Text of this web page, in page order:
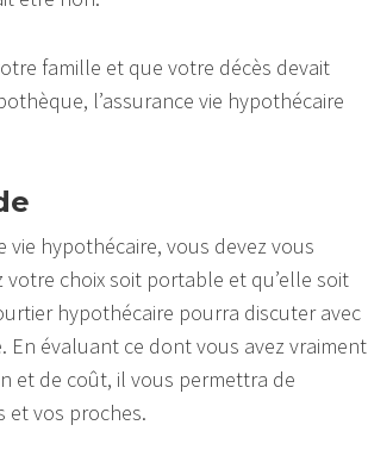
famille et que votre décès devait
l’assurance vie hypothécaire
vie hypothécaire, vous devez vous
choix soit portable et qu’elle soit
hypothécaire pourra discuter avec
En évaluant ce dont vous avez vraiment
et de coût, il vous permettra de
et vos proches.